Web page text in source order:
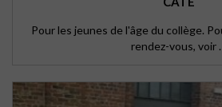
Pour les jeunes de l'âge du collège.
rendez-vous, voir